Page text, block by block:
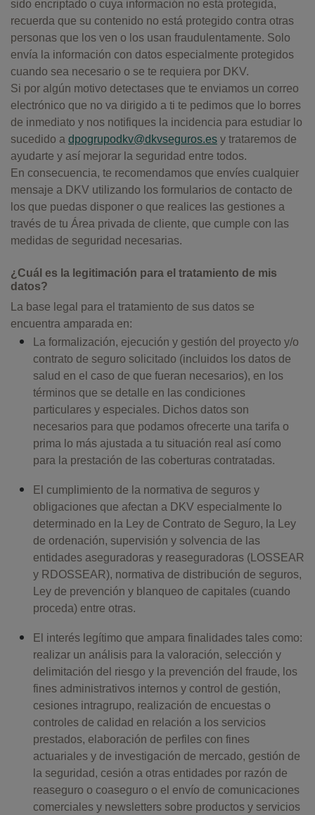
sido encriptado o cuya información no está protegida,
recuerda que su contenido no está protegido contra otras
personas que los ven o los usan fraudulentamente. Solo
envía la información con datos especialmente protegidos
cuando sea necesario o se te requiera por DKV.
Si por algún motivo detectases que te enviamos un correo
electrónico que no va dirigido a ti te pedimos que lo borres
de inmediato y nos notifiques la incidencia para estudiar lo
sucedido a dpogrupodkv@dkvseguros.es y trataremos de
ayudarte y así mejorar la seguridad entre todos.
En consecuencia, te recomendamos que envíes cualquier
mensaje a DKV utilizando los formularios de contacto de
los que puedas disponer o que realices las gestiones a
través de tu Área privada de cliente, que cumple con las
medidas de seguridad necesarias.
¿Cuál es la legitimación para el tratamiento de mis
datos?
La base legal para el tratamiento de sus datos se
encuentra amparada en:
La formalización, ejecución y gestión del proyecto y/o
contrato de seguro solicitado (incluidos los datos de
salud en el caso de que fueran necesarios), en los
términos que se detalle en las condiciones
particulares y especiales. Dichos datos son
necesarios para que podamos ofrecerte una tarifa o
prima lo más ajustada a tu situación real así como
para la prestación de las coberturas contratadas.
El cumplimiento de la normativa de seguros y
obligaciones que afectan a DKV especialmente lo
determinado en la Ley de Contrato de Seguro, la Ley
de ordenación, supervisión y solvencia de las
entidades aseguradoras y reaseguradoras (LOSSEAR
y RDOSSEAR), normativa de distribución de seguros,
Ley de prevención y blanqueo de capitales (cuando
proceda) entre otras.
El interés legítimo que ampara finalidades tales como:
realizar un análisis para la valoración, selección y
delimitación del riesgo y la prevención del fraude, los
fines administrativos internos y control de gestión,
cesiones intragrupo, realización de encuestas o
controles de calidad en relación a los servicios
prestados, elaboración de perfiles con fines
actuariales y de investigación de mercado, gestión de
la seguridad, cesión a otras entidades por razón de
reaseguro o coaseguro o el envío de comunicaciones
comerciales y newsletters sobre productos y servicios